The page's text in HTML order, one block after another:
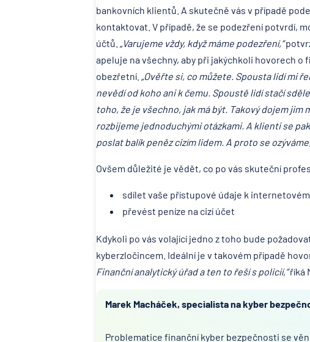
bankovních klientů. A skutečně vás v případě
kontaktovat. V případě, že se podezření potvrdí,
účtů. „Varujeme vždy, když máme podezření,“
apeluje na všechny, aby při jakýchkoli hovorech o
obezřetní. „Ověřte si, co můžete. Spousta lidí mi
nevědí od koho ani k čemu. Spoustě lidí stačí
toho, že je všechno, jak má být. Takový dojem
rozbijeme jednoduchými otázkami. A klienti se
poslat balík peněz cizím lidem. A proto se
Ovšem důležité je vědět, co po vás skuteční
sdílet vaše přístupové údaje k
převést peníze na cizí účet
Kdykoli po vás volající jedno z toho bude
kyberzločincem. Ideální je v takovém případě
Finanční analytický úřad a ten to řeší s policií,“říká
Marek Macháček, specialista na kyber
Problematice finanční kyber bezpečnosti se